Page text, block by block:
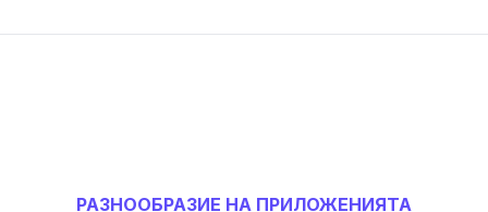
РАЗНООБРАЗИЕ НА ПРИЛОЖЕНИЯТА